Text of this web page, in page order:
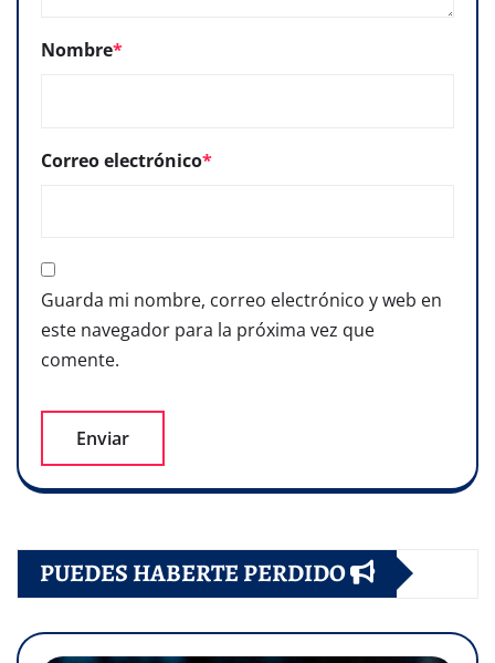
Nombre*
Correo electrónico*
Guarda mi nombre, correo electrónico y web en
este navegador para la próxima vez que
comente.
PUEDES HABERTE PERDIDO